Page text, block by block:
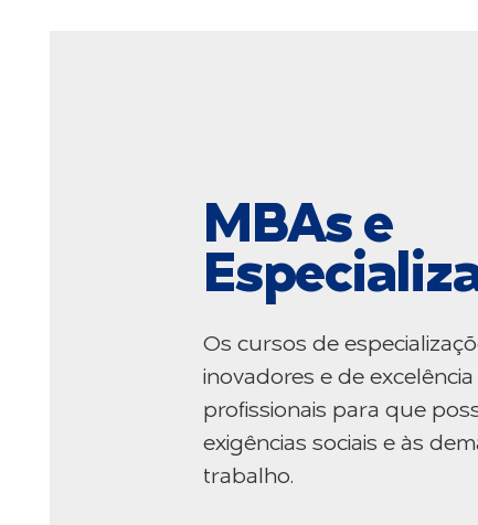
MBAs e
Os cursos de
inovadores e de
profissionais para que
exigências sociais e às
trabalho.